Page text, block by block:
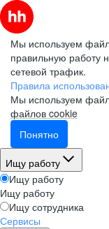
Мы используем
правильную работу
сетевой трафик.
Правила
Мы используем
файлов cookie
Понятно
Ищу работу
Ищу работу
Ищу работу
Ищу сотрудника
Сервисы